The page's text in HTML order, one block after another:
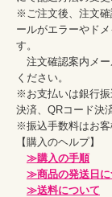
※ご注文後、注文確
ールがエラーやド
す。
注文確認案内メー
ください。
※お支払いは銀行振
決済、QRコード決
※振込手数料はお客
【購入のヘルプ】
≫購入の手順
≫商品の発送日に
≫送料について